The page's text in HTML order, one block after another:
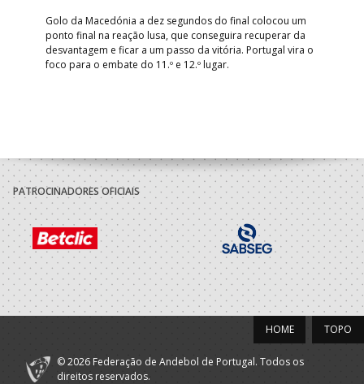
Golo da Macedónia a dez segundos do final colocou um
ponto final na reação lusa, que conseguira recuperar da
desvantagem e ficar a um passo da vitória. Portugal vira o
foco para o embate do 11.º e 12.º lugar.
PATROCINADORES OFICIAIS
TOPO
HOME
© 2026 Federação de Andebol de Portugal. Todos os
direitos reservados.